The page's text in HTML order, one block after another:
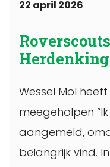
22 april 2026
Herdenking
Wessel Mol
meegeholpen
aangemeld,
belangrijk vind.